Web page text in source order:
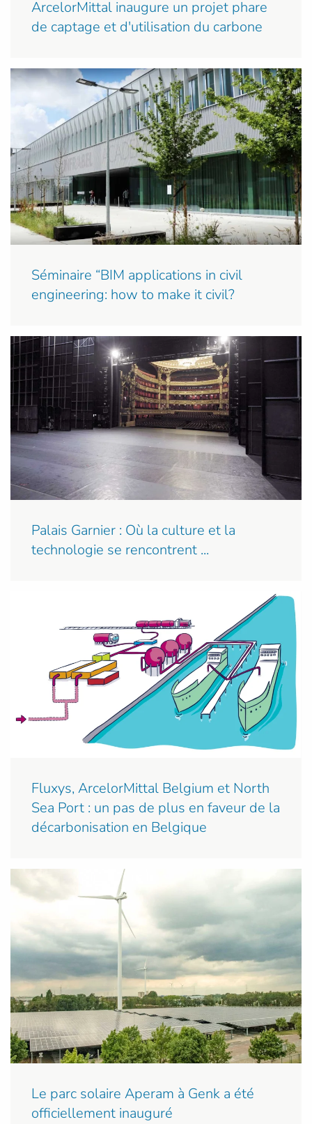
ArcelorMittal inaugure un projet phare
de captage et d'utilisation du carbone
Séminaire “BIM applications in civil
engineering: how to make it civil?
Palais Garnier : Où la culture et la
technologie se rencontrent ...
Fluxys, ArcelorMittal Belgium et North
Sea Port : un pas de plus en faveur de la
décarbonisation en Belgique
Le parc solaire Aperam à Genk a été
officiellement inauguré